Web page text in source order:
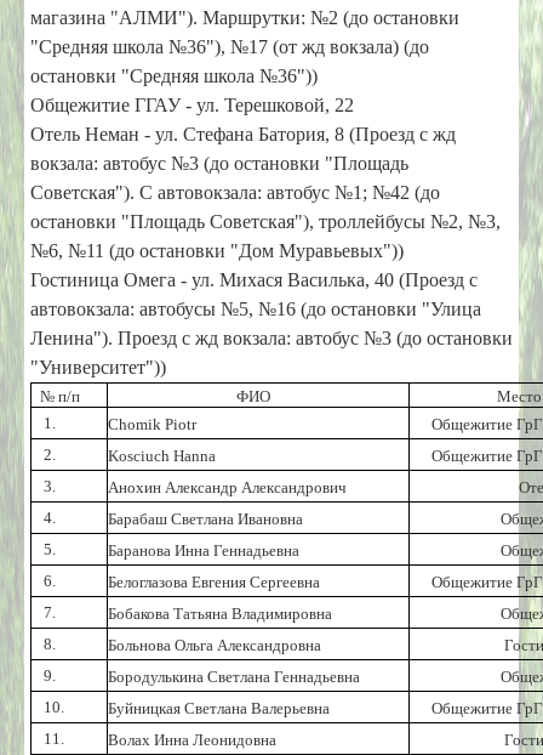
Ключевые даты
Программа
Место проведения
Проживание
Контакты
магазина "АЛМИ"). Маршрутки: №2 (до остановки
"Средняя школа №36"), №17 (от жд вокзала) (до
остановки "Средняя школа №36"))
Общежитие ГГАУ - ул. Терешковой, 22
Отель Неман - ул. Стефана Батория, 8 (Проезд с жд
вокзала: автобус №3 (до остановки "Площадь
Советская"). С автовокзала: автобус №1; №42 (до
остановки "Площадь Советская"), троллейбусы №2, №3,
№6, №11 (до остановки "Дом Муравьевых"))
Гостиница Омега - ул. Михася Василька, 40 (Проезд с
автовокзала: автобусы №5, №16 (до остановки "Улица
Ленина"). Проезд с жд вокзала: автобус №3 (до остановки
"Университет"))
№ п/п ФИО
1.
Chomik Piotr
Общежитие
2.
Kosciuch Hanna
Общежитие
3.
Анохин Александр Александрович
4.
Барабаш Светлана Ивановна
5.
Баранова Инна Геннадьевна
6.
Белоглазова Евгения Сергеевна
Общежитие
7.
Бобакова Татьяна Владимировна
8.
Больнова Ольга Александровна
9.
Бородулькина Светлана Геннадьевна
10.
Буйницкая Светлана Валерьевна
Общежитие
11.
Волах Инна Леонидовна